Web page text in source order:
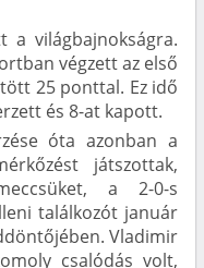
világbajnokságra.
végzett az első
25 ponttal. Ez idő
és 8-at kapott.
óta azonban a
játszottak,
a 2-0-s
találkozót január
Vladimir
csalódás volt,